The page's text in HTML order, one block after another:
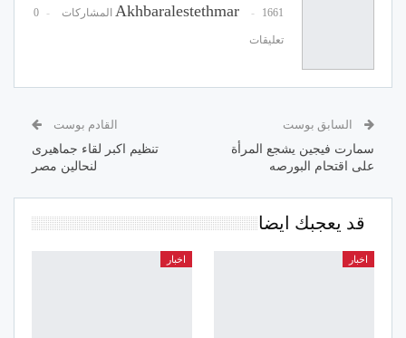
Akhbaralestethmar 1661 المشاركات 0
تعليقات
السابق بوست
سمارت فيجين يشجع المرأة
على اقتحام البورصه
القادم بوست
تنظيم اكبر لقاء جماهيرى
لنحالين مصر
قد يعجبك ايضا
اخبار اخبار